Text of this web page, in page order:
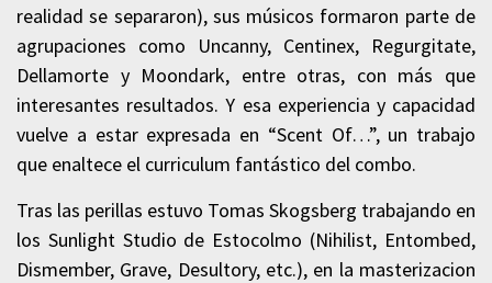
realidad se separaron), sus músicos formaron parte de
agrupaciones como Uncanny, Centinex, Regurgitate,
Dellamorte y Moondark, entre otras, con más que
interesantes resultados. Y esa experiencia y capacidad
vuelve a estar expresada en “Scent Of…”, un trabajo
que enaltece el curriculum fantástico del combo.
Tras las perillas estuvo Tomas Skogsberg trabajando en
los Sunlight Studio de Estocolmo (Nihilist, Entombed,
Dismember, Grave, Desultory, etc.), en la masterizacion